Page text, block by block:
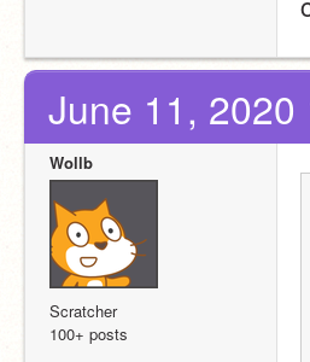
June 11, 2020
Wollb
Scratcher
100+ posts